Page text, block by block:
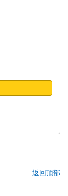
返回顶部